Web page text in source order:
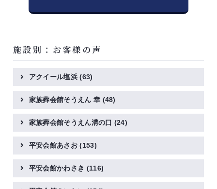
施設別：お客様の声
アクイール塩浜(63)
家族葬会館そうえん 幸 (48)
家族葬会館そうえん溝の口 (24)
平安会館あさお(153)
平安会館かわさき (116)